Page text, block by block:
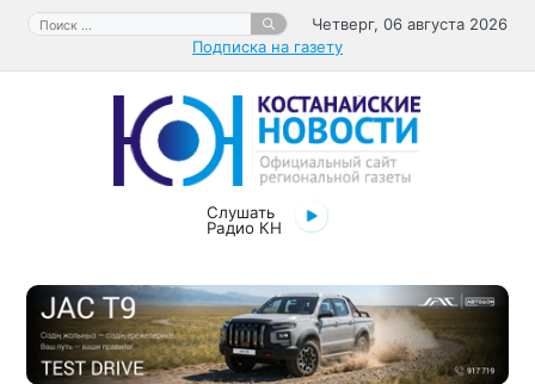
Перейти
содержимому
Поиск:
Четверг, 06 августа 2026
Подписка на газету
Слушать
Радио КН